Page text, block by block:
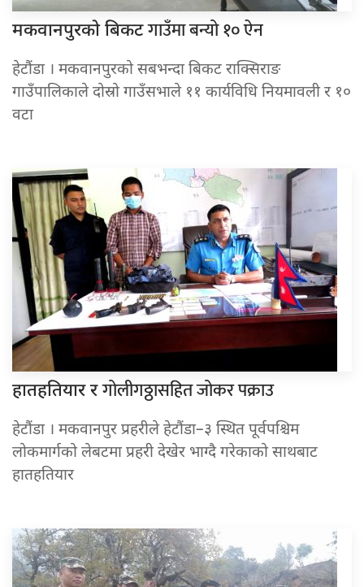
मकवानपुरको बिकटगाउँमा बन्यो १० ऐन
हेटौंडा । मकवानपुरको सबभन्दा बिकट राक्सिराङ
गाउँपालिकाले दोस्रो गाउँसभाले ११ कार्यविधि नियमावली र १०
वटा
हातहतियार रगोलीगठ्ठासहित जोकर पक्राउ
हेटौंडा । मकवानपुर प्रहरीले हेटौंडा–३ स्थित पूर्वपश्चिम
लोकमार्गको लेबटमा प्रहरी देखेर भाग्दै गरेकाको साथबाट
हातहतियार